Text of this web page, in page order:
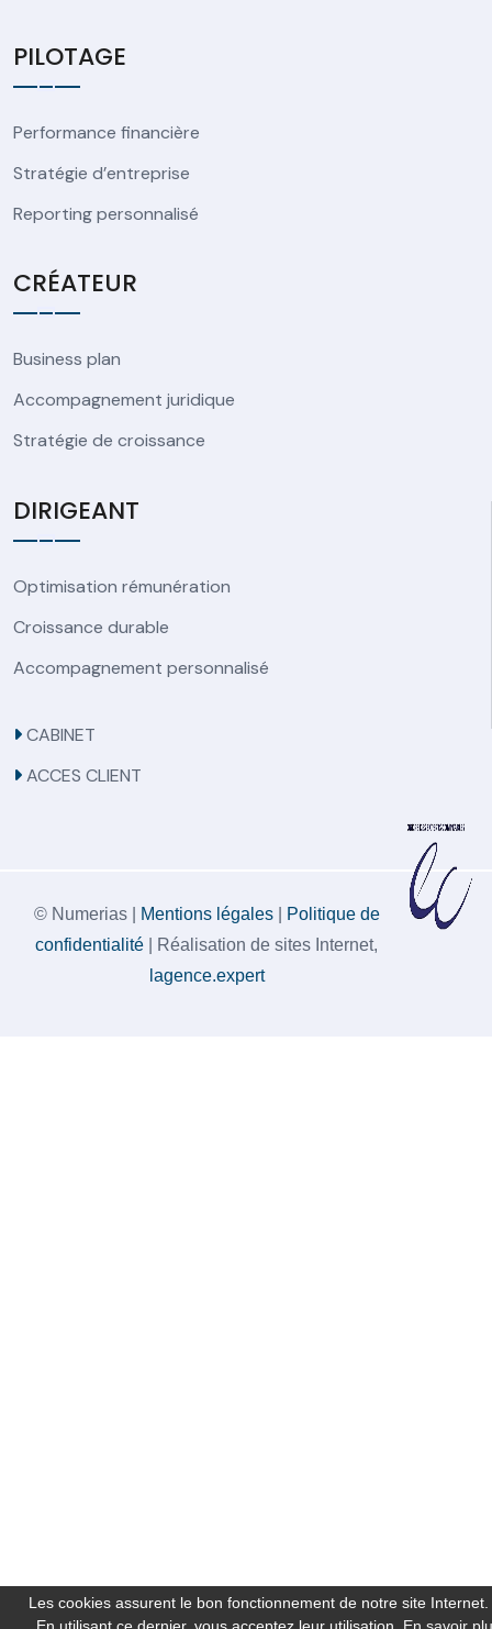
PILOTAGE
Performance financière
Stratégie d’entreprise
Reporting personnalisé
CRÉATEUR
Business plan
Accompagnement juridique
Stratégie de croissance
DIRIGEANT
Optimisation rémunération
Croissance durable
Accompagnement personnalisé
CABINET
ACCES CLIENT
© Numerias | Mentions légales|
Politique de
confidentialité | Réalisation de sites Internet,
lagence.expert
Les cookies assurent le bon fonctionnement de notre site Internet.